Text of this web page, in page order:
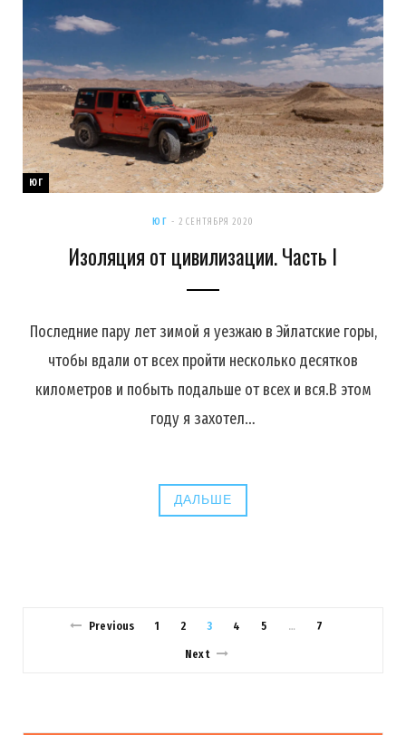
ЮГ
ЮГ 2 СЕНТЯБРЯ 2020
Изоляция от цивилизации. Часть I
Последние пару лет зимой я уезжаю в Эйлатские горы,
чтобы вдали от всех пройти несколько десятков
километров и побыть подальше от всех и вся.В этом
году я захотел…
ДАЛЬШЕ
Previous 1 2 3 4 5 … 7
Next